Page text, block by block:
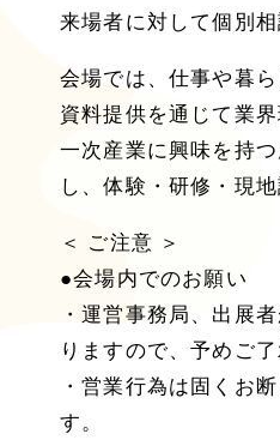
来場者に対して個別
会場では、仕事や暮
資料提供を通じて業
一次産業に興味を持
し、体験・研修・現
＜ ご注意 ＞
●会場内でのお願い
・運営事務局、出展
りますので、予めご了
・営業行為は固くお
す。